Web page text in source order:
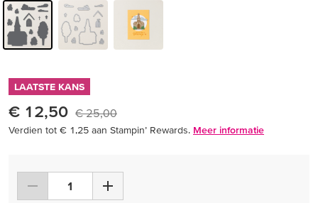
LAATSTE KANS
€ 12,50 € 25,00
Verdien tot € 1,25 aan Stampin’ Rewards. Meer informatie